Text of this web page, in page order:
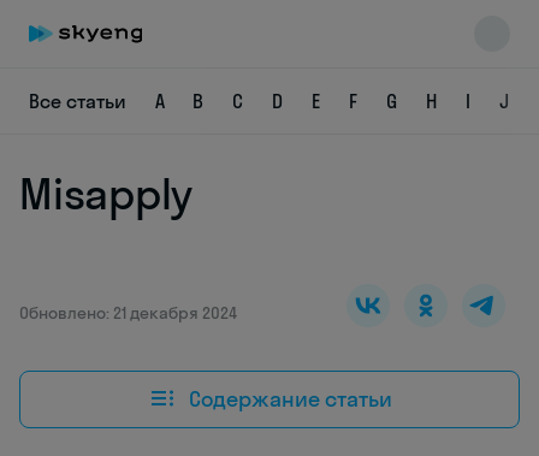
Все статьи A B C D E F G H I J
Misapply
Обновлено: 21 декабря 2024
Содержание статьи